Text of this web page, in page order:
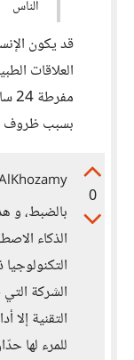
الناس
قد يكون
العلاقات
بسبب ظروف
0
بالضبط، و
الذكاء
الشركة
التقنية
للمرء لها